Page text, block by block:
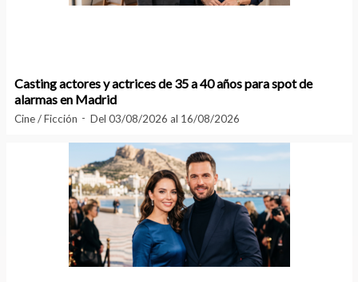
Casting actores y actrices de 35 a 40 años para spot de
alarmas en Madrid
Cine / Ficción Del 03/08/2026 al 16/08/2026